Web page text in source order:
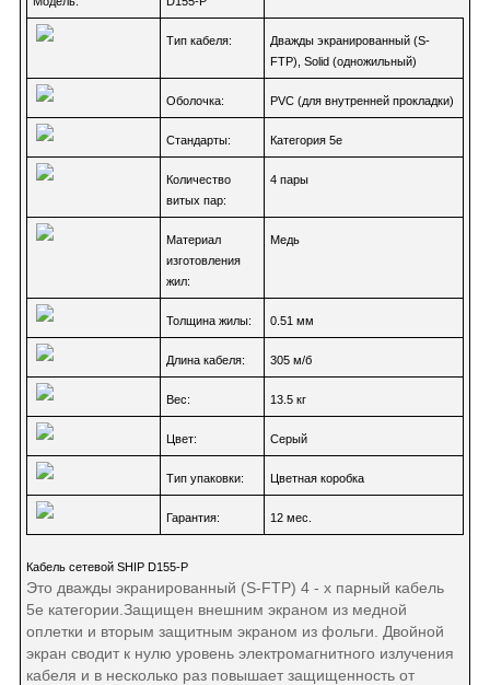
Тип кабеля:
Дважды экранированный (S-
FTP), Solid (одножильный)
Оболочка: PVC (для внутренней прокладки)
Стандарты: Категория 5е
Количество
витых пар:
4 пары
Материал
изготовления
жил:
Медь
Толщина жилы: 0.51 мм
Длина кабеля: 305 м/б
Вес: 13.5 кг
Цвет: Серый
Тип упаковки: Цветная коробка
Гарантия: 12 мес.
Кабель сетевой SHIP D155-P
Это дважды экранированный (S-FTP) 4 - х парный кабель
5e категории.Защищен внешним экраном из медной
оплетки и вторым защитным экраном из фольги. Двойной
экран сводит к нулю уровень электромагнитного излучения
кабеля и в несколько раз повышает защищенность от